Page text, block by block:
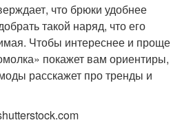
что брюки удобнее
такой наряд, что его
Чтобы интереснее и проще
покажет вам ориентиры,
расскажет про тренды и